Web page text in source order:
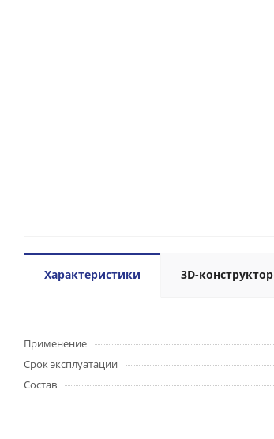
Характеристики 3D-конструктор
Применение
Срок эксплуатации
Состав